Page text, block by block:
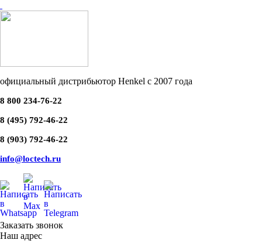
официальный дистрибьютор Henkel с 2007 года
8 800 234-76-22
8 (495) 792-46-22
8 (903) 792-46-22
info@loctech.ru
Заказать звонок
Наш адрес